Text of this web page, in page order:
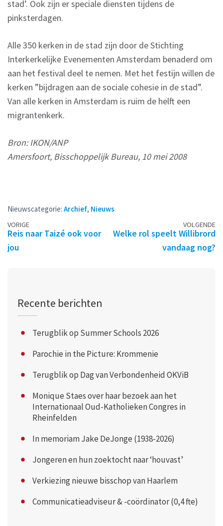
stad’. Ook zijn er speciale diensten tijdens de
pinksterdagen.
Alle 350 kerken in de stad zijn door de Stichting
Interkerkelijke Evenementen Amsterdam benaderd om
aan het festival deel te nemen. Met het festijn willen de
kerken ”bijdragen aan de sociale cohesie in de stad”.
Van alle kerken in Amsterdam is ruim de helft een
migrantenkerk.
Bron: IKON/ANP
Amersfoort, Bisschoppelijk Bureau, 10 mei 2008
Nieuwscategorie: Archief, Nieuws
Berichtennavigatie
VORIGE
Reis naar Taizé ook voor
jou
VOLGENDE
Welke rol speelt Willibrord
vandaag nog?
Recente berichten
Terugblik op Summer Schools 2026
Parochie in the Picture: Krommenie
Terugblik op Dag van Verbondenheid OKViB
Monique Staes over haar bezoek aan het
Internationaal Oud-Katholieken Congres in
Rheinfelden
In memoriam Jake DeJonge (1938-2026)
Jongeren en hun zoektocht naar ‘houvast’
Verkiezing nieuwe bisschop van Haarlem
Communicatieadviseur & -coördinator (0,4 fte)